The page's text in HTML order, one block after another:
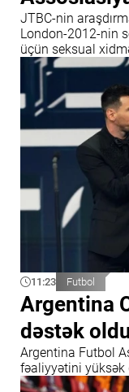
JTBC-nin
London-2012-nin
üçün seksual
11:23 Futbol
Argentina
dəstək
Argentina Futbol
fəaliyyətini